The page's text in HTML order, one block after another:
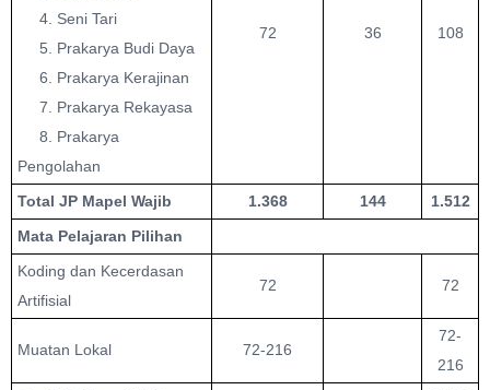
4. Seni Tari
5. Prakarya Budi Daya
6. Prakarya Kerajinan
7. Prakarya Rekayasa
8. Prakarya
Pengolahan
72 36 108
Total JP Mapel Wajib 1.368 144
1.512
Mata Pelajaran Pilihan
Koding dan Kecerdasan
Artifisial
72 72
Muatan Lokal 72-216
72-
216